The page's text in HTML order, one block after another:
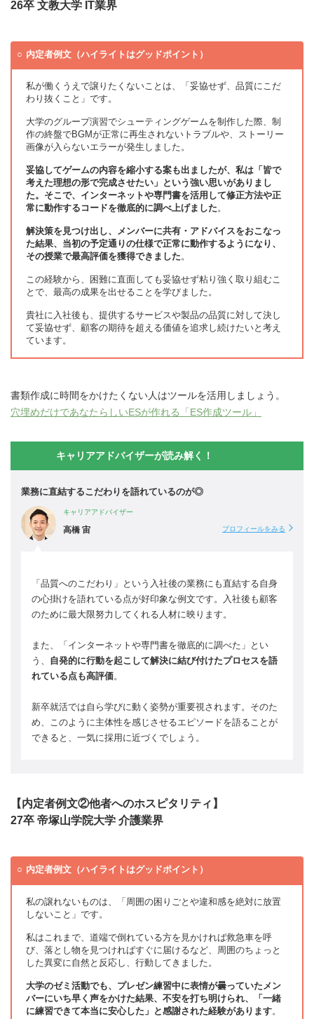
26卒 文教大学 IT業界
内定者例文（ハイライトはグッドポイント）
私が働くうえで譲りたくないことは、「妥協せず、品質にこだ
わり抜くこと」です。
大学のグループ演習でシューティングゲームを制作した際、制
作の終盤でBGMが正常に再生されないトラブルや、ストーリー
画像が入らないエラーが発生しました。
妥協してゲームの内容を縮小する案も出ましたが、私は「皆で
考えた理想の形で完成させたい」という強い思いがありまし
た。そこで、インターネットや専門書を活用して修正方法や正
常に動作するコードを徹底的に調べ上げました。
解決策を見つけ出し、メンバーに共有・アドバイスをおこなっ
た結果、当初の予定通りの仕様で正常に動作するようになり、
その授業で最高評価を獲得できました。
この経験から、困難に直面しても妥協せず粘り強く取り組むこ
とで、最高の成果を出せることを学びました。
貴社に入社後も、提供するサービスや製品の品質に対して決し
て妥協せず、顧客の期待を超える価値を追求し続けたいと考え
ています。
書類作成に時間をかけたくない人はツールを活用しましょう。
穴埋めだけであなたらしいESが作れる「ES作成ツール」
キャリアアドバイザーが読み解く！
業務に直結するこだわりを語れているのが◎
キャリアアドバイザー
高橋 宙 プロフィールをみる
「品質へのこだわり」という入社後の業務にも直結する自身
の心掛けを語れている点が好印象な例文です。入社後も顧客
のために最大限努力してくれる人材に映ります。
また、「インターネットや専門書を徹底的に調べた」とい
う、 自発的に行動を起こして解決に結び付けたプロセスを語
れている点も高評価。
新卒就活では自ら学びに動く姿勢が重要視されます。そのた
め、このように主体性を感じさせるエピソードを語ることが
できると、一気に採用に近づくでしょう。
【内定者例文②他者へのホスピタリティ】
27卒 帝塚山学院大学 介護業界
内定者例文（ハイライトはグッドポイント）
私の譲れないものは、「周囲の困りごとや違和感を絶対に放置
しないこと」です。
私はこれまで、道端で倒れている方を見かければ救急車を呼
び、落とし物を見つければすぐに届けるなど、周囲のちょっと
した異変に自然と反応し、行動してきました。
大学のゼミ活動でも、プレゼン練習中に表情が曇っていたメン
バーにいち早く声をかけた結果、不安を打ち明けられ、「一緒
に練習できて本当に安心した」と感謝された経験があります。